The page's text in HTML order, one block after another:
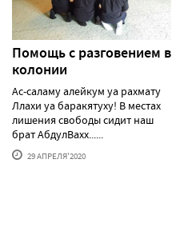
Помощь с разговением в
колонии
Ас-саламу алейкум уа рахмату
Ллахи уа баракятуху! В местах
лишения свободы сидит наш
брат АбдулВахх......
29 АПРЕЛЯ'2020